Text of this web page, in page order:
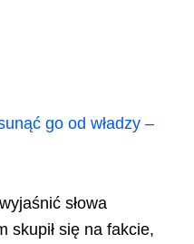
go od władzy –
słowa
skupił się na fakcie,